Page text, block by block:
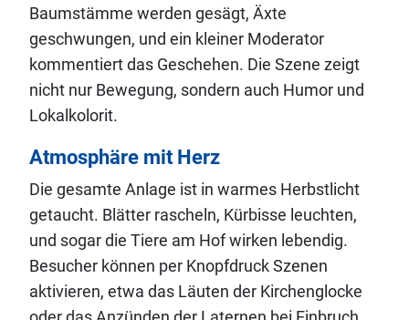
Baumstämme werden gesägt, Äxte
geschwungen, und ein kleiner Moderator
kommentiert das Geschehen. Die Szene zeigt
nicht nur Bewegung, sondern auch Humor und
Lokalkolorit.
Atmosphäre mit Herz
Die gesamte Anlage ist in warmes Herbstlicht
getaucht. Blätter rascheln, Kürbisse leuchten,
und sogar die Tiere am Hof wirken lebendig.
Besucher können per Knopfdruck Szenen
aktivieren, etwa das Läuten der Kirchenglocke